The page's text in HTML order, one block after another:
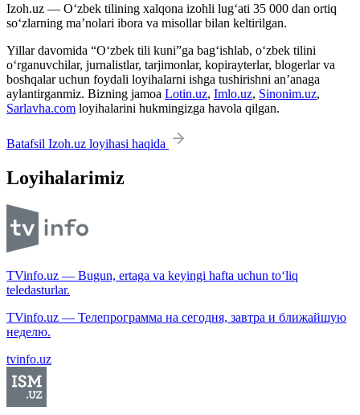
Izoh.uz — O‘zbek tilining xalqona izohli lug‘ati 35 000 dan ortiq
so‘zlarning ma’nolari ibora va misollar bilan keltirilgan.
Yillar davomida “O‘zbek tili kuni”ga bag‘ishlab, o‘zbek tilini
o‘rganuvchilar, jurnalistlar, tarjimonlar, kopirayterlar, blogerlar va
boshqalar uchun foydali loyihalarni ishga tushirishni an’anaga
aylantirganmiz. Bizning jamoa Lotin.uz, Imlo.uz, Sinonim.uz,
Sarlavha.com loyihalarini hukmingizga havola qilgan.
Batafsil Izoh.uz loyihasi haqida
Loyihalarimiz
TVinfo.uz — Bugun, ertaga va keyingi hafta uchun to‘liq
teledasturlar.
TVinfo.uz — Телепрограмма на сегодня, завтра и ближайшую
неделю.
tvinfo.uz